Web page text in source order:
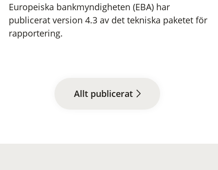
Europeiska bankmyndigheten (EBA) har
publicerat version 4.3 av det tekniska paketet för
rapportering.
Allt publicerat